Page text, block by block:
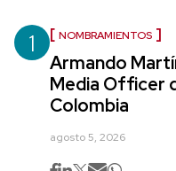
1 NOMBRAMIENTOS
Armando
Media Officer
Colombia
agosto 5, 2026